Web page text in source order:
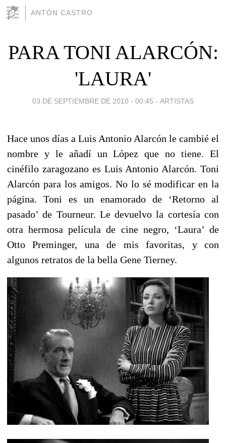
ANTÓN CASTRO
PARA TONI ALARCÓN:
'LAURA'
03 DE SEPTIEMBRE DE 2010 - 00:45 - ARTISTAS
Hace unos días a Luis Antonio Alarcón le cambié el
nombre y le añadí un López que no tiene. El
cinéfilo zaragozano es Luis Antonio Alarcón. Toni
Alarcón para los amigos. No lo sé modificar en la
página. Toni es un enamorado de ‘Retorno al
pasado’ de Tourneur. Le devuelvo la cortesía con
otra hermosa película de cine negro, ‘Laura’ de
Otto Preminger, una de mis favoritas, y con
algunos retratos de la bella Gene Tierney.